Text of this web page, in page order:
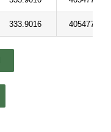
333.9016